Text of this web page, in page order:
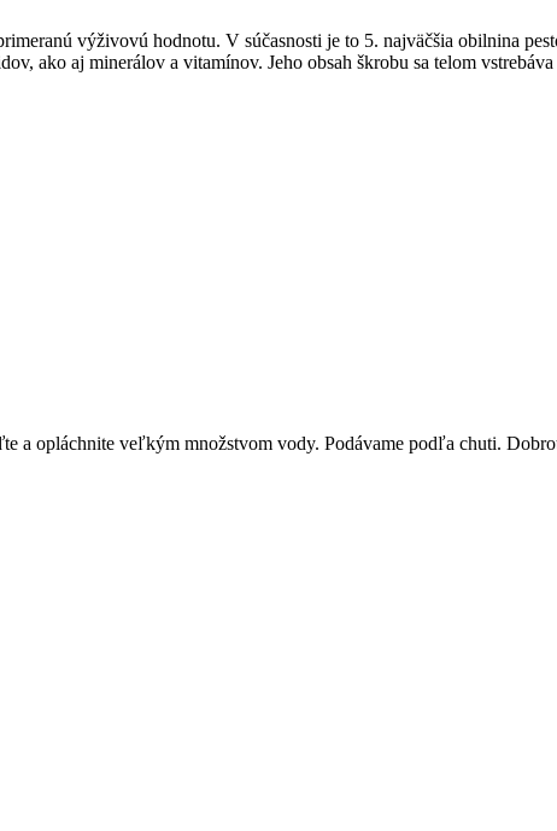
výživovú hodnotu. V súčasnosti je to 5. najväčšia obilnina
ako aj minerálov a vitamínov. Jeho obsah škrobu sa telom vstrebáva
a opláchnite veľkým množstvom vody. Podávame podľa chuti.